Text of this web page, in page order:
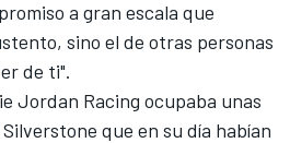
a gran escala que
sino el de otras personas
de ti".
Jordan Racing ocupaba unas
que en su día habían